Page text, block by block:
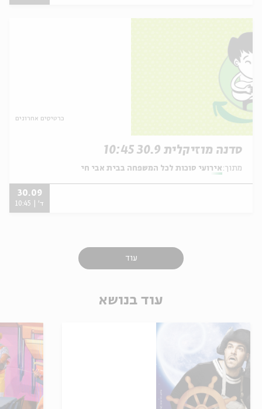
כרטיסים אחרונים
סדנה מוזיקלית 30.9 10:45
מתוך: אירועי סוכות לכל המשפחה בבית אבי חי
30.09
ד' | 10:45
עוד
עוד בנושא